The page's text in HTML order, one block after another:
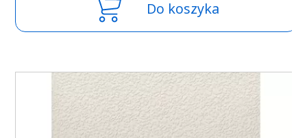
Do koszyka